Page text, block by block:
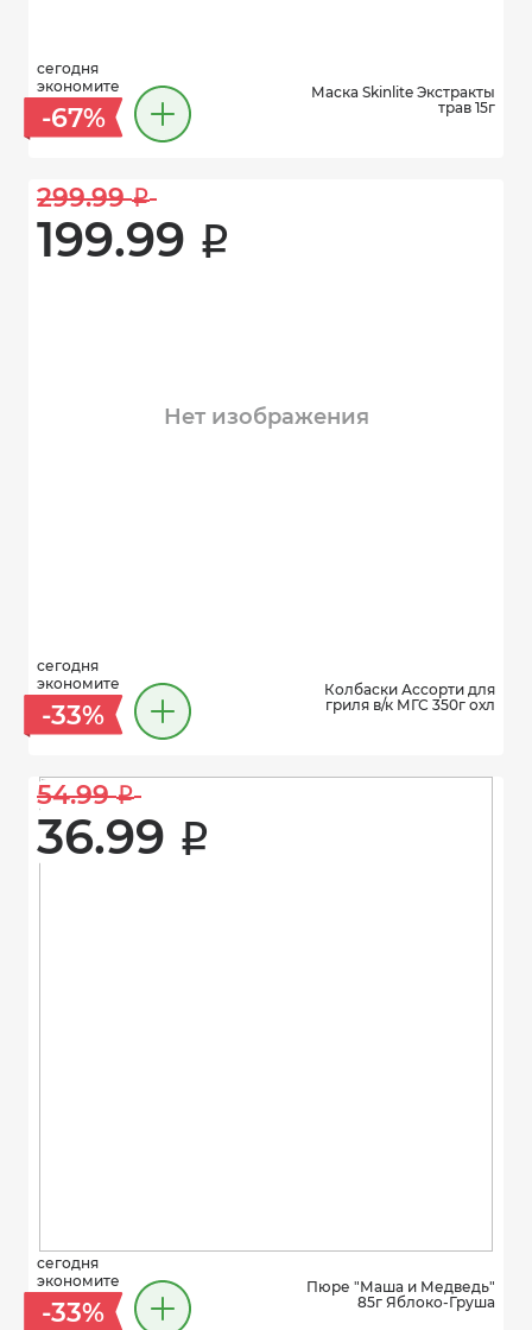
сегодня
экономите
-67%
Маска Skinlite Экстракты
трав 15г
299.99 i
199.99 i
Нет изображения
сегодня
экономите
-33%
Колбаски Ассорти для
гриля в/к МГС 350г охл
54.99 i
36.99 i
сегодня
экономите
-33%
Пюре "Маша и Медведь"
85г Яблоко-Груша